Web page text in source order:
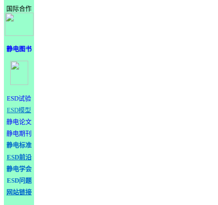
国际合作
静电图书
ESD试验
ESD模型
静电论文
静电期刊
静电标准
ESD前沿
静电学会
ESD问题
网站链接